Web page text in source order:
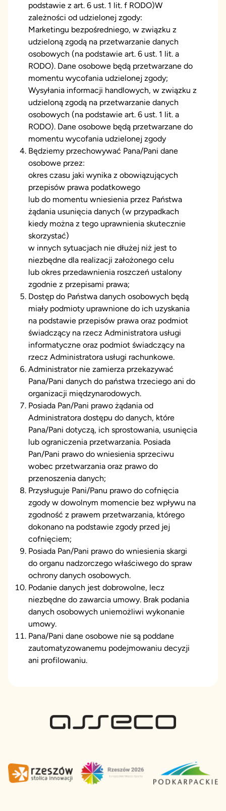
podstawie z art. 6 ust. 1 lit. f RODO)W
zależności od udzielonej zgody:
Marketingu bezpośredniego, w związku z
udzieloną zgodą na przetwarzanie danych
osobowych (na podstawie art. 6 ust. 1 lit. a
RODO). Dane osobowe będą przetwarzane do
momentu wycofania udzielonej zgody;
Wysyłania informacji handlowych, w związku z
udzieloną zgodą na przetwarzanie danych
osobowych (na podstawie art. 6 ust. 1 lit. a
RODO). Dane osobowe będą przetwarzane do
momentu wycofania udzielonej zgody
Będziemy przechowywać Pana/Pani dane
osobowe przez:
okres czasu jaki wynika z obowiązujących
przepisów prawa podatkowego
lub do momentu wniesienia przez Państwa
żądania usunięcia danych (w przypadkach
kiedy można z tego uprawnienia skutecznie
skorzystać)
w innych sytuacjach nie dłużej niż jest to
niezbędne dla realizacji założonego celu
lub okres przedawnienia roszczeń ustalony
zgodnie z przepisami prawa;
Dostęp do Państwa danych osobowych będą
miały podmioty uprawnione do ich uzyskania
na podstawie przepisów prawa oraz podmiot
świadczący na rzecz Administratora usługi
informatyczne oraz podmiot świadczący na
rzecz Administratora usługi rachunkowe.
Administrator nie zamierza przekazywać
Pana/Pani danych do państwa trzeciego ani do
organizacji międzynarodowych.
Posiada Pan/Pani prawo żądania od
Administratora dostępu do danych, które
Pana/Pani dotyczą, ich sprostowania, usunięcia
lub ograniczenia przetwarzania. Posiada
Pan/Pani prawo do wniesienia sprzeciwu
wobec przetwarzania oraz prawo do
przenoszenia danych;
Przysługuje Pani/Panu prawo do cofnięcia
zgody w dowolnym momencie bez wpływu na
zgodność z prawem przetwarzania, którego
dokonano na podstawie zgody przed jej
cofnięciem;
Posiada Pan/Pani prawo do wniesienia skargi
do organu nadzorczego właściwego do spraw
ochrony danych osobowych.
Podanie danych jest dobrowolne, lecz
niezbędne do zawarcia umowy. Brak podania
danych osobowych uniemożliwi wykonanie
umowy.
Pana/Pani dane osobowe nie są poddane
zautomatyzowanemu podejmowaniu decyzji
ani profilowaniu.